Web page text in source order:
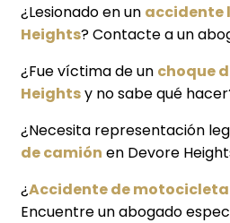
¿Lesionado en un accidente
Heights? Contacte a un
¿Fue víctima de un choque
Heightsy no sabe qué
¿Necesita representación
de camión en Devore
¿Accidente de motocicleta
Encuentre un abogado